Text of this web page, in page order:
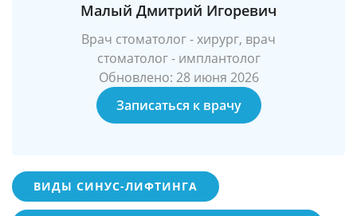
Малый Дмитрий Игоревич
Врач стоматолог - хирург, врач
стоматолог - имплантолог
Обновлено: 28 июня 2026
Записаться к врачу
ВИДЫ СИНУС-ЛИФТИНГА